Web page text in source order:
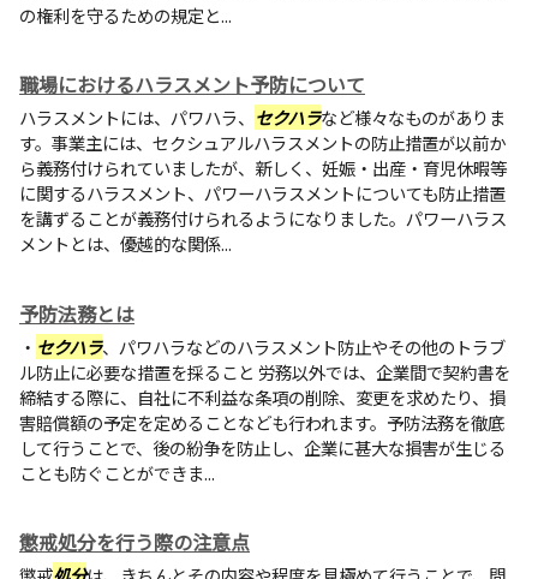
の権利を守るための規定と...
職場におけるハラスメント予防について
ハラスメントには、パワハラ、 セクハラなど様々なものがありま
す。事業主には、セクシュアルハラスメントの防止措置が以前か
ら義務付けられていましたが、新しく、妊娠・出産・育児休暇等
に関するハラスメント、パワーハラスメントについても防止措置
を講ずることが義務付けられるようになりました。パワーハラス
メントとは、優越的な関係...
予防法務とは
・ セクハラ、パワハラなどのハラスメント防止やその他のトラブ
ル防止に必要な措置を採ること 労務以外では、企業間で契約書を
締結する際に、自社に不利益な条項の削除、変更を求めたり、損
害賠償額の予定を定めることなども行われます。予防法務を徹底
して行うことで、後の紛争を防止し、企業に甚大な損害が生じる
ことも防ぐことができま...
懲戒処分を行う際の注意点